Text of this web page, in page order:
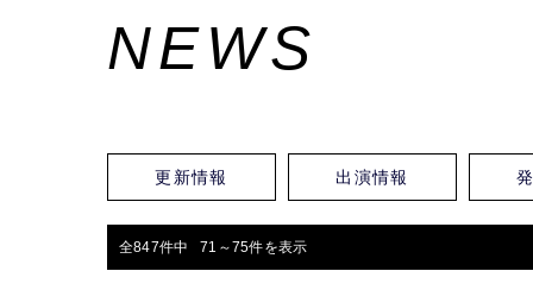
NEWS
更新情報 出演情報
全847件中 71～75件を表示